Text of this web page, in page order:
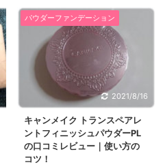
らないと口コミでも高評
価。 女子が嬉しくなるよ
うな可愛いデザインのケ
ースも人気の秘密。 レフ
ィルもあってプチプラす
ぎる優秀パウダーの、口
コミレビューを4件集め
ましたので参考にしてみ
てください。 キャンメイ
ク マシュマロ ...
ンは、パウダーやリキッ
ドやクッションファンデ
のそのどれでもないテク
スチャーのファンデーシ
ョンです。 カラーバリエ
ーションは3色あり、今
日口コミレビューを紹介
するのはミディアムオー
クルです。 26歳のパー
パウダーファンデーション
2021/8/16
キャンメイク トランスペアレ
ントフィニッシュパウダーPL
の口コミレビュー｜使い方の
コツ！